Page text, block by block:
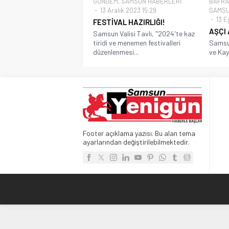
13 Aralık 2023 15:29
FESTİVAL HAZIRLIĞI!
Samsun Valisi Tavlı, "2024'te kaz
tiridi ve menemen festivalleri
düzenlenmesi...
13
AŞÇI
ve
Footer açıklama yazısı. Bu alan tema
ayarlarından değiştirilebilmektedir.